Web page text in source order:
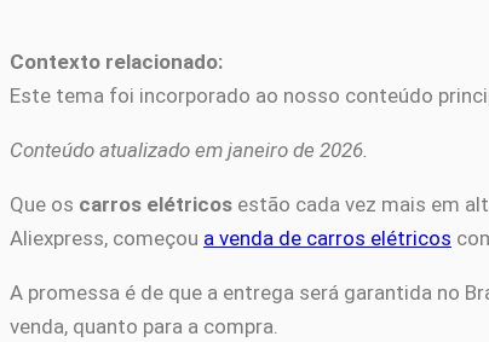
Contexto relacionado:
Este tema foi incorporado ao nosso conteúdo
Conteúdo atualizado em janeiro de 2026.
Que os carros elétricos estão cada vez mais em
Aliexpress, começou a venda de carros elétricos
A promessa é de que a entrega será garantida no
venda, quanto para a compra.